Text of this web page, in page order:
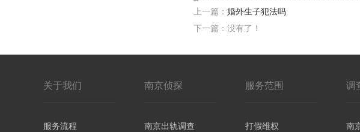
上一篇： 婚外生子犯法吗
下一篇：没有了！
关于我们
服务流程
南京侦探
南京出轨调查
服务范围
打假维权
调
南